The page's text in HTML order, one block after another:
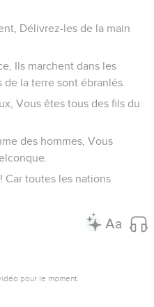
Délivrez-les de la main
Ils marchent dans les
la terre sont ébranlés.
Vous êtes tous des fils du
des hommes, Vous
Car toutes les nations
pour le moment.